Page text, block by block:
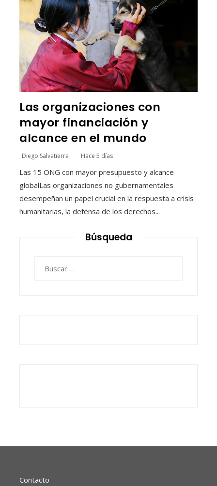
Las organizaciones con
mayor financiación y
alcance en el mundo
Diego Salvatierra Hace 5 días
Las 15 ONG con mayor presupuesto y alcance
globalLas organizaciones no gubernamentales
desempeñan un papel crucial en la respuesta a crisis
humanitarias, la defensa de los derechos...
Búsqueda
Contacto